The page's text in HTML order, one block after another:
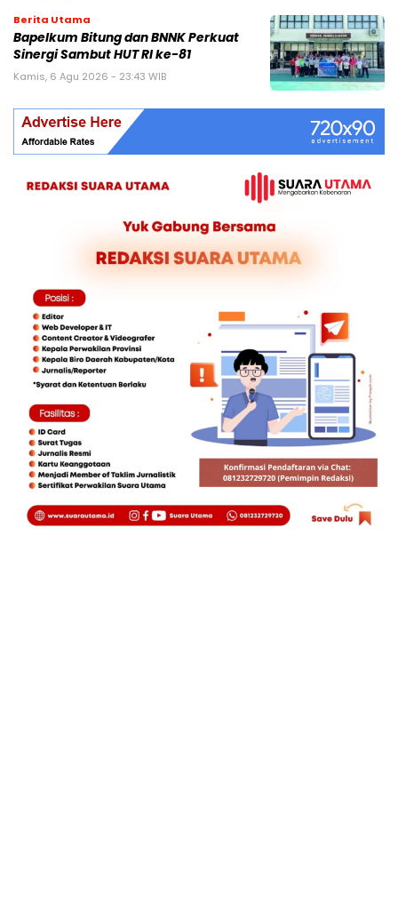
Berita Utama
Bapelkum Bitung dan BNNK Perkuat
Sinergi Sambut HUT RI ke-81
Kamis, 6 Agu 2026 - 23:43 WIB